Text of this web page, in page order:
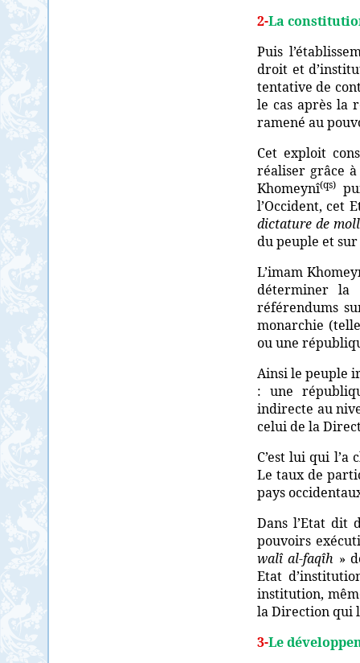
2-La
Puis
droit et
tentative de
le cas après la
ramené au
Cet exploit
réaliser grâce
Khomeynî(qs)
l’Occident, cet
dictature de
du peuple et
L’imam
déterminer la
référendums
monarchie
ou une
Ainsi le peuple
: une
indirecte au
celui de la
C’est lui qui
Le taux de
pays
Dans l’Etat dit
pouvoirs
walî al-faqîh »
Etat
institution,
la Direction qui
3-Le